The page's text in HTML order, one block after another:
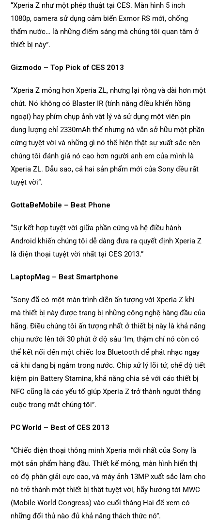
“Xperia Z như một phép thuật tại CES. Màn hình 5 inch
1080p, camera sử dụng cảm biến Exmor RS mới, chống
thấm nước… là những điểm sáng mà chúng tôi quan tâm ở
thiết bị này”.
Gizmodo – Top Pick of CES 2013
“Xperia Z mỏng hơn Xperia ZL, nhưng lại rộng và dài hơn một
chút. Nó không có Blaster IR (tính năng điều khiển hồng
ngoại) hay phím chụp ảnh vật lý và sử dụng một viên pin
dung lượng chỉ 2330mAh thế nhưng nó vẫn sở hữu một phần
cứng tuyệt vời và những gì nó thể hiện thật sự xuất sắc nên
chúng tôi đánh giá nó cao hơn người anh em của mình là
Xperia ZL. Dẫu sao, cả hai sản phẩm mới của Sony đều rất
tuyệt vời”.
GottaBeMobile – Best Phone
“Sự kết hợp tuyệt vời giữa phần cứng và hệ điều hành
Android khiến chúng tôi dễ dàng đưa ra quyết định Xperia Z
là điện thoại tuyệt vời nhất tại CES 2013.”
LaptopMag – Best Smartphone
“Sony đã có một màn trình diễn ấn tượng với Xperia Z khi
mà thiết bị này được trang bị những công nghệ hàng đầu của
hãng. Điều chúng tôi ấn tượng nhất ở thiết bị này là khả năng
chịu nước lên tới 30 phút ở độ sâu 1m, thậm chí nó còn có
thể kết nối đến một chiếc loa Bluetooth để phát nhạc ngay
cả khi đang bị ngâm trong nước. Chip xử lý lõi tứ, chế độ tiết
kiệm pin Battery Stamina, khả năng chia sẻ với các thiết bị
NFC cũng là các yếu tố giúp Xperia Z trở thành người thắng
cuộc trong mắt chúng tôi”.
PC World – Best of CES 2013
“Chiếc điện thoại thông minh Xperia mới nhất của Sony là
một sản phẩm hàng đầu. Thiết kế mỏng, màn hình hiển thị
có độ phân giải cực cao, và máy ảnh 13MP xuất sắc làm cho
nó trở thành một thiết bị thật tuyệt vời, hãy hướng tới MWC
(Mobile World Congress) vào cuối tháng Hai để xem có
những đối thủ nào đủ khả năng thách thức nó”.